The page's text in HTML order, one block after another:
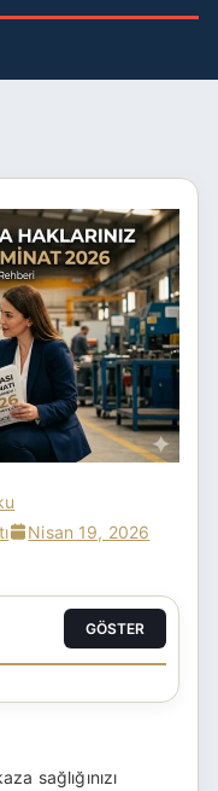
Nisan 19, 2026
GÖSTER
sağlığınızı